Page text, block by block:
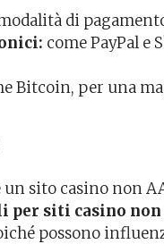
di
come PayPal
Bitcoin, per una
sito casino non
per siti casino non
possono